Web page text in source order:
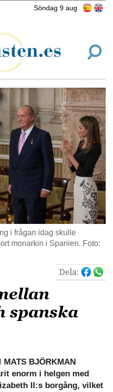
Söndag 9 aug
i frågan idag skulle
monarkin i Spanien. Foto:
Dela:
spanska
MATS BJÖRKMAN
enorm i helgen med
II:s borgång, vilket